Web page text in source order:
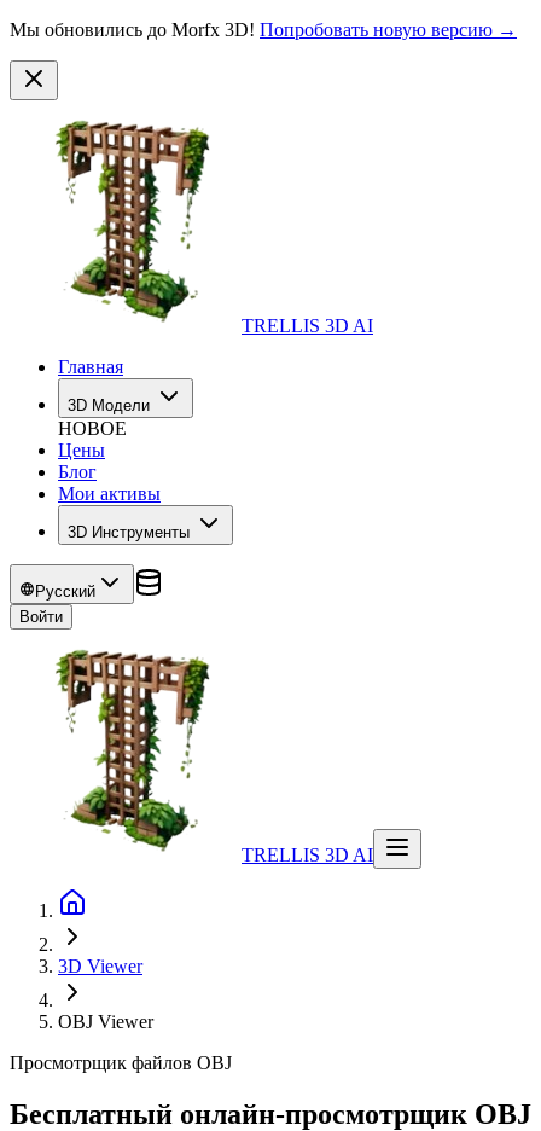
Мы обновились до Morfx 3D! Попробовать новую версию →
TRELLIS 3D AI
Главная
3D Модели
НОВОЕ
Цены
Блог
Мои активы
3D Инструменты
Русский
Войти
TRELLIS 3D AI
3D Viewer
OBJ Viewer
Просмотрщик файлов OBJ
Бесплатный онлайн-просмотрщик OBJ